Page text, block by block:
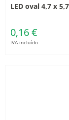
LED oval 4,7 x
0,16 €
IVA incluído